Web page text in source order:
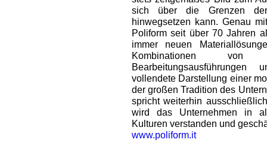
sich über die Grenzen
hinwegsetzen kann. Genau
Poliform seit über 70 Jahren
immer neuen
Kombinationen von
vollendete Darstellung einer
der großen Tradition des
spricht weiterhin
wird das Unternehmen in
Kulturen verstanden und
www.poliform.it